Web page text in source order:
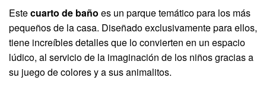
Estecuarto de baño es un parque temático para los más
pequeños de la casa. Diseñado exclusivamente para ellos,
tiene increíbles detalles que lo convierten en un espacio
lúdico, al servicio de la imaginación de los niños gracias a
su juego de colores y a sus animalitos.